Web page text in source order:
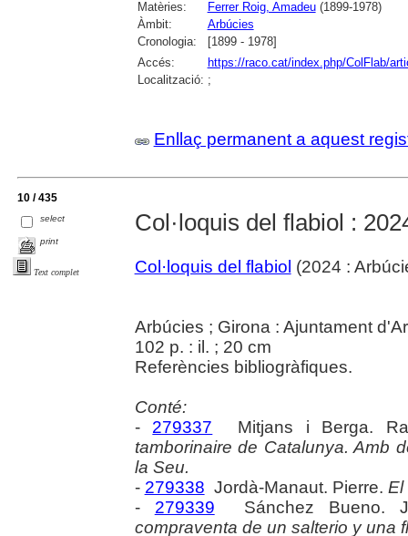
Matèries:
Ferrer Roig, Amadeu(1899-1978)
Àmbit:
Arbúcies
Cronologia:
[1899 - 1978]
Accés:
https://raco.cat/index.php/ColFlab/
Localització: ;
Enllaç permanent a aquest
10 / 435
select
print
Text complet
Col·loquis del flabiol :
Col·loquis del flabiol (2024 :
Arbúcies ; Girona : Ajuntament
102 p. : il. ; 20 cm
Referències bibliogràfiques.
Conté:
- 279337 Mitjans i Berga.
tamborinaire de Catalunya. Amb
la Seu.
- 279338 Jordà-Manaut. Pierre. El
- 279339 Sánchez Bueno.
compraventa de un salterio y una